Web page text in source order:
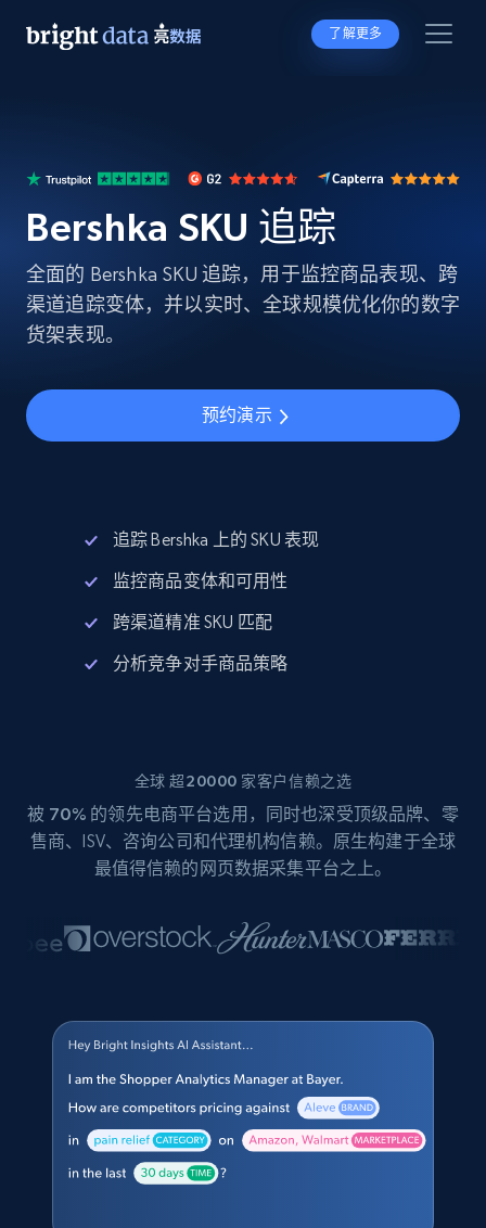
了解更多
Bershka SKU 追踪
全面的 Bershka SKU 追踪，用于监控商品表现、跨
渠道追踪变体，并以实时、全球规模优化你的数字
货架表现。
预约演示
追踪 Bershka 上的 SKU 表现
监控商品变体和可用性
跨渠道精准 SKU 匹配
分析竞争对手商品策略
全球 超20000 家客户信赖之选
被 70% 的领先电商平台选用，同时也深受顶级品牌、零
售商、ISV、咨询公司和代理机构信赖。原生构建于全球
最值得信赖的网页数据采集平台之上。